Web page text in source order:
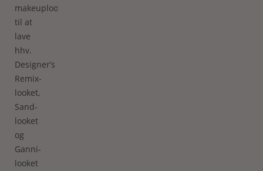
makeuplooks
til at
lave
hhv.
Designer’s
Remix-
looket,
Sand-
looket
og
Ganni-
looket